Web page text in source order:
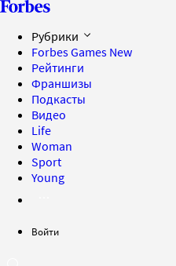
Рубрики
Forbes Games New
Рейтинги
Франшизы
Подкасты
Видео
Life
Woman
Sport
Young
Войти